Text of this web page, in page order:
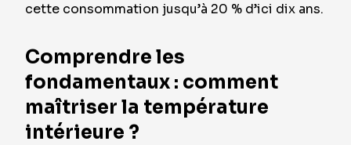
cette consommation jusqu’à 20 % d’ici dix ans.
Comprendre les
fondamentaux : comment
maîtriser la température
intérieure ?